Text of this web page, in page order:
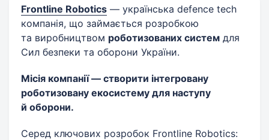
Frontline Robotics — українська defence tech
компанія, що займається розробкою
та виробництвом роботизованих систем для
Сил безпеки та оборони України.
Місія компанії — створити інтегровану
роботизовану екосистему для наступу
й оборони.
Серед ключових розробок Frontline Robotics: